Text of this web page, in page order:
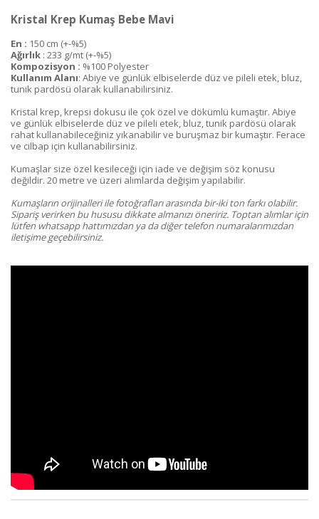
Kristal Krep Kumaş Bebe Mavi
En : 150 cm (+-%5)
Ağırlık : 233 g/mt (+-%5)
Kompozisyon : %100 Polyester
Kullanım Alanı: Abiye ve günlük elbiselerde düz ve pileli etek, bluz,
tunik pardösü olarak kullanabilirsiniz.
Kristal krep, krepsi dokusu ile çok özel ve dökümlü kumaştır. Abiye
ve günlük elbiselerde düz ve pileli etek, bluz, tunik pardösü olarak
rahat kullanabileceğiniz yıkanabilir ve buruşmaz bir kumaştır. Ferace
ve cilbap için kullanabilirsiniz.
Kumaşlar size özel kesileceği için iade ve değişim söz konusu
değildir. 20 metre ve üzeri alımlarda değişim yapılabilir.
Kumaşların orijinalleri ile fotoğrafları arasında bir-iki ton farkı olabilir.
Sipariş verirken bu hususu dikkate almanızı öneririz. Toptan alımlar için
lütfen whatsapp hattımızdan ya da diğer telefon numaralarımızdan
iletişime geçebilirsiniz.